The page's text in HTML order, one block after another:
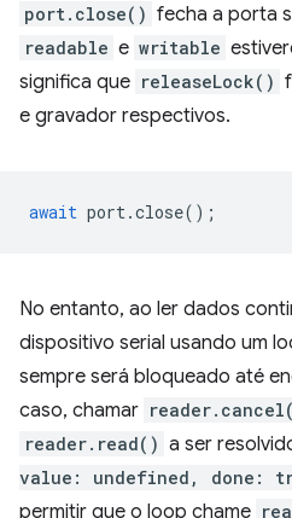
port.close() fecha a porta
readable e writable
significa que releaseLock()
e gravador respectivos.
await port.close();
No entanto, ao ler dados
dispositivo serial usando um
sempre será bloqueado até
caso, chamar
reader.read() a ser
value: undefined, done:
permitir que o loop chame